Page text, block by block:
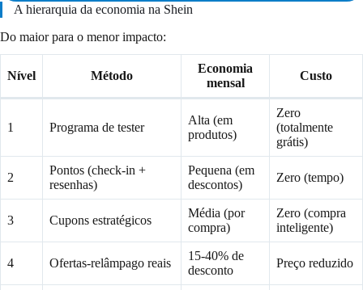
A hierarquia da economia na Shein
Do maior para o menor impacto:
Nível Método
Economia
mensal
Custo
1 Programa de tester
Alta (em
produtos)
Zero
(totalmente
grátis)
2
Pontos (check-in +
resenhas)
Pequena (em
descontos)
Zero (tempo)
3 Cupons estratégicos
Média (por
compra)
Zero (compra
inteligente)
4 Ofertas-relâmpago reais
15-40% de
desconto
Preço reduzido